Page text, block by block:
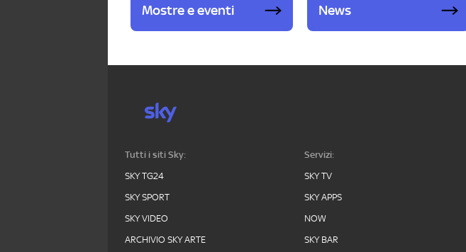
Mostre e eventi News
Tutti i siti Sky:
SKY TG24
SKY SPORT
SKY VIDEO
ARCHIVIO SKY ARTE
Servizi:
SKY TV
SKY APPS
NOW
SKY BAR